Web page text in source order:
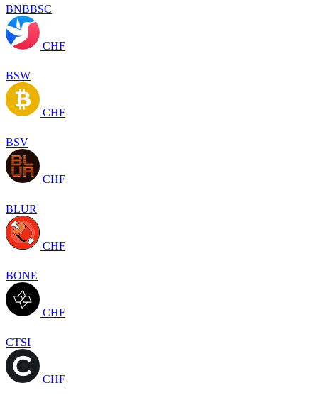
BNBBSC
CHF
BSW
CHF
BSV
CHF
BLUR
CHF
BONE
CHF
CTSI
CHF